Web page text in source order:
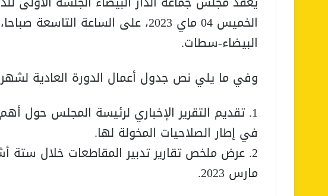
الخميس 04 ماي 2023، على الساعة
البيضاء-سطات.
وفي ما يلي نص جدول أعمال الدورة العادية لشهر مايو 2023 (الجلسة
1. تقديم التقرير الإخباري لرئيسة المجلس حول
في إطار الصلاحيات المخولة لها.
مارس 2023.